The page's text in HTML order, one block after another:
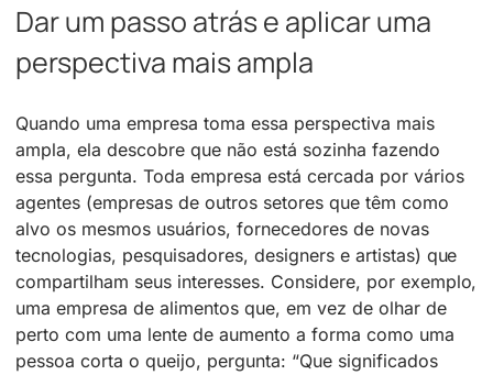
Dar um passo atrás e aplicar uma
perspectiva mais ampla
Quando uma empresa toma essa perspectiva mais
ampla, ela descobre que não está sozinha fazendo
essa pergunta. Toda empresa está cercada por vários
agentes (empresas de outros setores que têm como
alvo os mesmos usuários, fornecedores de novas
tecnologias, pesquisadores, designers e artistas) que
compartilham seus interesses. Considere, por exemplo,
uma empresa de alimentos que, em vez de olhar de
perto com uma lente de aumento a forma como uma
pessoa corta o queijo, pergunta: “Que significados